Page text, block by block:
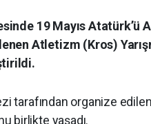
19 Mayıs
Atletizm (Kros)
tarafından organize
birlikte yaşadı.